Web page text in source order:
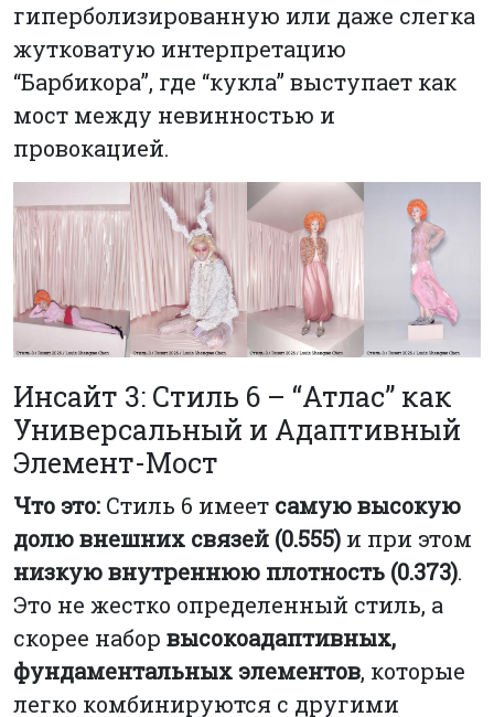
гиперболизированную или даже слегка
жутковатую интерпретацию
“Барбикора”, где “кукла” выступает как
мост между невинностью и
провокацией.
Инсайт 3: Стиль 6 – “Атлас” как
Универсальный и Адаптивный
Элемент-Мост
Что это: Стиль 6 имеет самую высокую
долю внешних связей (0.555) и при этом
низкую внутреннюю плотность (0.373).
Это не жестко определенный стиль, а
скорее набор высокоадаптивных,
фундаментальных элементов, которые
легко комбинируются с другими